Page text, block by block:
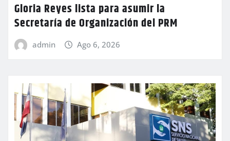
Gloria Reyes lista para asumir la
Secretaría de Organización del PRM
admin Ago 6, 2026